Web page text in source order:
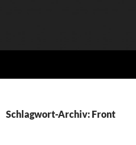
Schlagwort-Archiv: Front